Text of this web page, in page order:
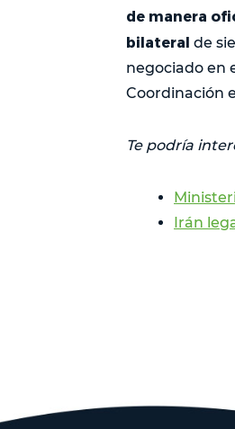
de manera
bilateral de
negociado en
Coordinación
Te podría
Irán